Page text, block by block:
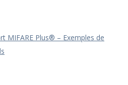
MIFARE Plus® – Exemples de